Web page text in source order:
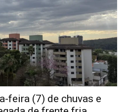
feira (7) de chuvas e